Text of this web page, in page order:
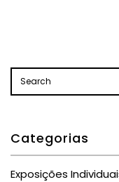
Categorias
Exposições